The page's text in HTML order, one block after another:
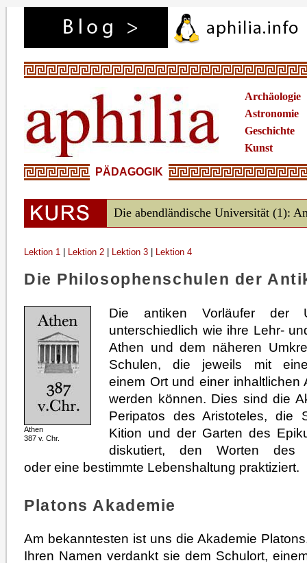
Archäologie
Astronomie
Geschichte
Kunst
PÄDAGOGIK
Die abendländische Universität (1):
Lektion 1 Lektion 2 Lektion 3 Lektion 4
Die Philosophenschulen der
Athen
387 v. Chr.
Die antiken Vorläufer der
unterschiedlich wie ihre Lehr-
Athen und dem näheren
Schulen, die jeweils mit
einem Ort und einer inhaltlichen
werden können. Dies sind die
Peripatos des Aristoteles, die
Kition und der Garten des
diskutiert, den Worten des
oder eine bestimmte Lebenshaltung praktiziert.
Platons Akademie
Am bekanntesten ist uns die Akademie
Ihren Namen verdankt sie dem Schulort,